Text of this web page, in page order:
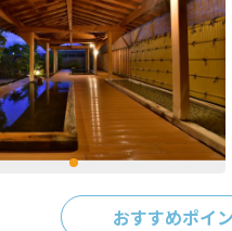
おすすめポイ